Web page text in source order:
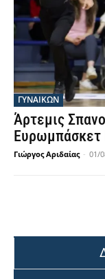
ΓΥΝΑΙΚΩΝ
Άρτεμις
Ευρωμπάσκετ
Γιώργος Αριδαίας - 01/